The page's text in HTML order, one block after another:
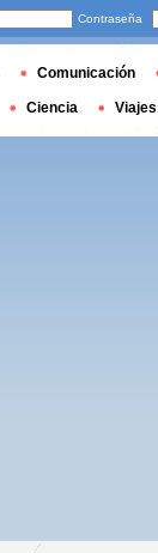
Contraseña
Comunicación
Ciencia Viajes